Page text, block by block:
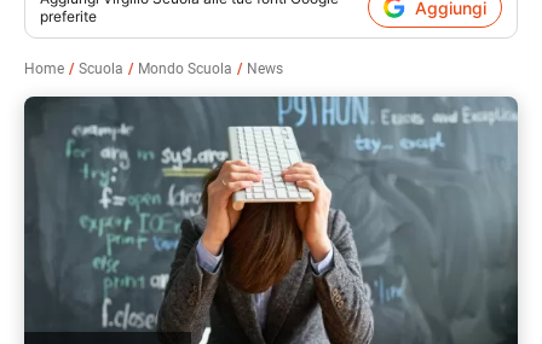
preferite
Aggiungi
Home Scuola Mondo Scuola News